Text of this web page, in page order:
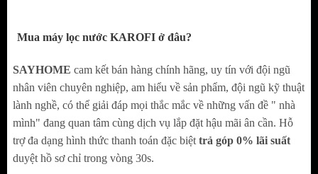
Chất lượng chính là điều làm nên sự tự tin
khi là dòng máy lọc nước đầu tiên tại Việt
Nam, do đó chế độ bảo hành 3 năm ( 24/7 )
được xem là tuyệt vời và phù hợp với mọi
nhà.
Mua máy lọc nước KAROFI ở đâu?
SAYHOME cam kết bán hàng chính hãng, uy tín với đội ngũ
nhân viên chuyên nghiệp, am hiểu về sản phẩm, đội ngũ kỹ thuật
lành nghề, có thể giải đáp mọi thắc mắc về những vấn đề " nhà
mình" đang quan tâm cùng dịch vụ lắp đặt hậu mãi ân cần. Hỗ
trợ đa dạng hình thức thanh toán đặc biệt trả góp 0% lãi suất
duyệt hồ sơ chỉ trong vòng 30s.